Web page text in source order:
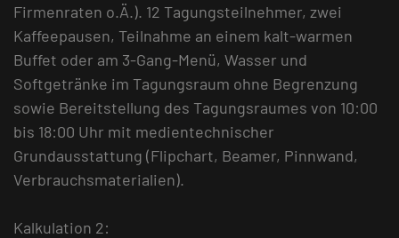
Firmenraten o.Ä.). 12 Tagungsteilnehmer, zwei
Kaffeepausen, Teilnahme an einem kalt-warmen
Buffet oder am 3-Gang-Menü, Wasser und
Softgetränke im Tagungsraum ohne Begrenzung
sowie Bereitstellung des Tagungsraumes von 10:00
bis 18:00 Uhr mit medientechnischer
Grundausstattung (Flipchart, Beamer, Pinnwand,
Verbrauchsmaterialien).
Kalkulation 2: